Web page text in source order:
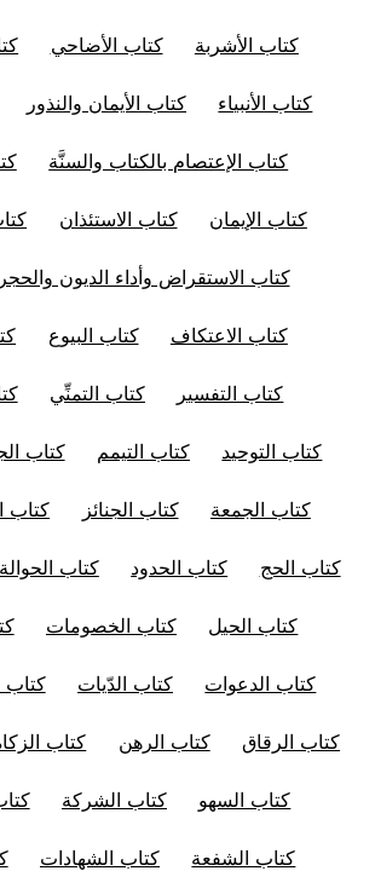
كتاب الأشربة كتاب الأضاحي
كتاب الأنبياء كتاب الأيمان والنذور
كتاب الإعتصام بالكتاب والسنَّة
كتاب الإيمان كتاب الاستئذان
كتاب الاستقراض وأداء الديون
كتاب الاعتكاف كتاب البيوع
كتاب التفسير كتاب التمنِّي
كتاب التوحيد كتاب التيمم كتاب
كتاب الجمعة كتاب الجنائز كتاب
كتاب الحج كتاب الحدود كتاب الحوالة
كتاب الحيل كتاب الخصومات
كتاب الدعوات كتاب الدّيات كتاب
كتاب الرقاق كتاب الرهن كتاب
كتاب السهو كتاب الشركة
كتاب الشفعة كتاب الشهادات